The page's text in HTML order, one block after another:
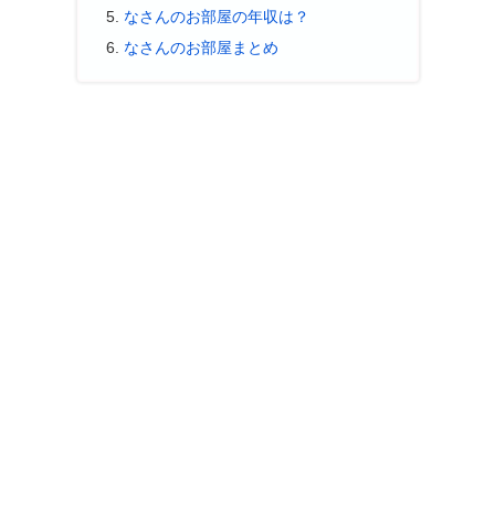
なさんのお部屋の年収は？
なさんのお部屋まとめ